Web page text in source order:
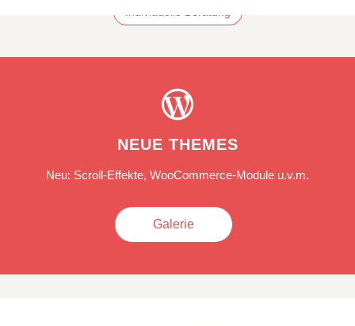

NEUE THEMES
Neu: Scroll-Effekte, WooCommerce-Module u.v.m.
Galerie